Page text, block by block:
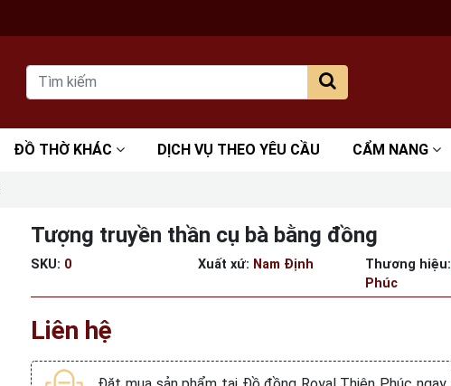
ĐỒ THỜ KHÁC DỊCH VỤ THEO YÊU CẦU CẨM NANG
Tượng truyền thần cụ bà bằng đồng
SKU: 0 Xuất xứ: Nam Định Thương hiệu:
Phúc
Liên hệ